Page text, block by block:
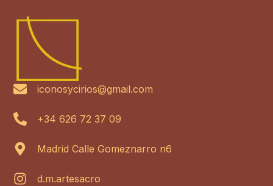
iconosycirios@gmail.com
+34 626 72 37 09
Madrid Calle Gomeznarro n6
d.m.artesacro